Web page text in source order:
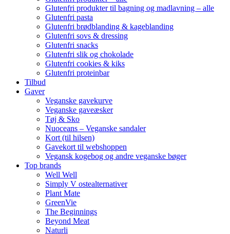
Glutenfri produkter til bagning og madlavning – alle
Glutenfri pasta
Glutenfri brødblanding & kageblanding
Glutenfri sovs & dressing
Glutenfri snacks
Glutenfri slik og chokolade
Glutenfri cookies & kiks
Glutenfri proteinbar
Tilbud
Gaver
Veganske gavekurve
Veganske gaveæsker
Tøj & Sko
Nuoceans – Veganske sandaler
Kort (til hilsen)
Gavekort til webshoppen
Vegansk kogebog og andre veganske bøger
Top brands
Well Well
Simply V ostealternativer
Plant Mate
GreenVie
The Beginnings
Beyond Meat
Naturli